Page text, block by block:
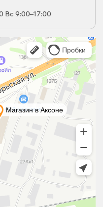
Вс 9:00–17:00